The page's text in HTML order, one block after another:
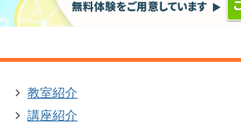
教室紹介
講座紹介